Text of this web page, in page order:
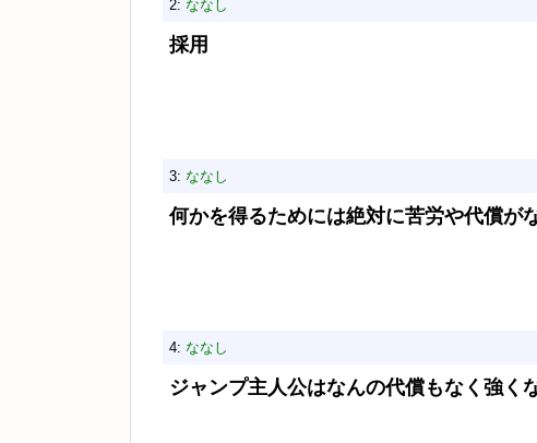
2: ななし
採用
3: ななし
何かを得るためには絶対に苦労や代償が
4: ななし
ジャンプ主人公はなんの代償もなく強く